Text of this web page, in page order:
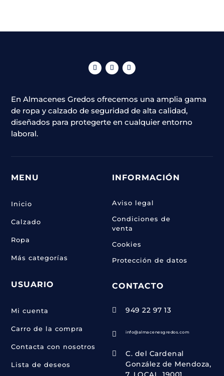
En Almacenes Gredos ofrecemos una amplia gama
de ropa y calzado de seguridad de alta calidad,
diseñados para protegerte en cualquier entorno
laboral.
MENU
Inicio
Calzado
Ropa
Más categorías
USUARIO
Mi cuenta
Carro de la compra
Contacta con nosotros
Lista de deseos
INFORMACIÓN
Aviso legal
Condiciones de
venta
Cookies
Protección de datos
CONTACTO
 949 22 97 13
 info@almacenesgredos.com

C. del Cardenal
González de Mendoza,